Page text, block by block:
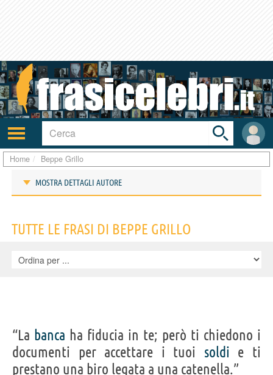
Attiva/disattiva
navigazione
User
area
Toggle
search
bar
Home Beppe Grillo
MOSTRA DETTAGLI AUTORE
IDENTIKIT E DATI ANAGRAFICI
Giuseppe Piero
Cognome Grillo
Pseudonimo Beppe Grillo
Nato 21 luglio 1948 a Genova
TUTTE LE FRASI DI BEPPE GRILLO
“La banca ha fiducia in te; però ti chiedono i
documenti per accettare i tuoi soldi e ti
prestano una biro legata a una catenella.”